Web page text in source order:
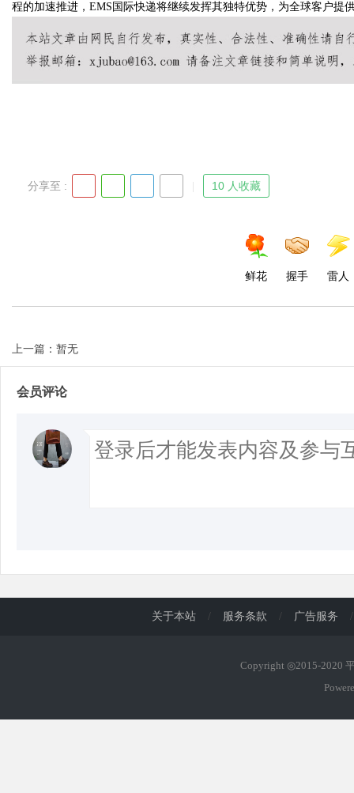
程的加速推进，EMS国际快递将继续发挥其独特优势，为全球客户提
分享至 : 10 人收藏
鲜花 握手 雷人
上一篇：暂无
会员评论
关于本站 / 服务条款 / 广告服务 /
Copyright ◎2015-2020